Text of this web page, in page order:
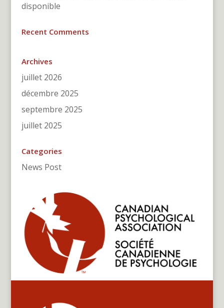
disponible
Recent Comments
Archives
juillet 2026
décembre 2025
septembre 2025
juillet 2025
Categories
News Post